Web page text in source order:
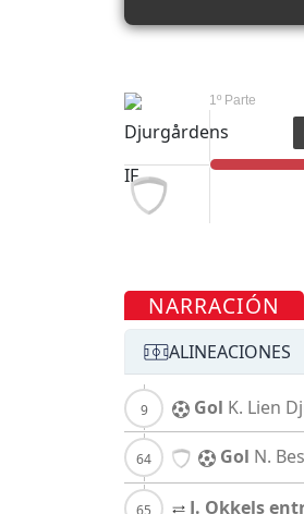
1º Parte
NARRACIÓN
ALINEACIONES
Gol K. Lien
Gol N.
J. Okkels